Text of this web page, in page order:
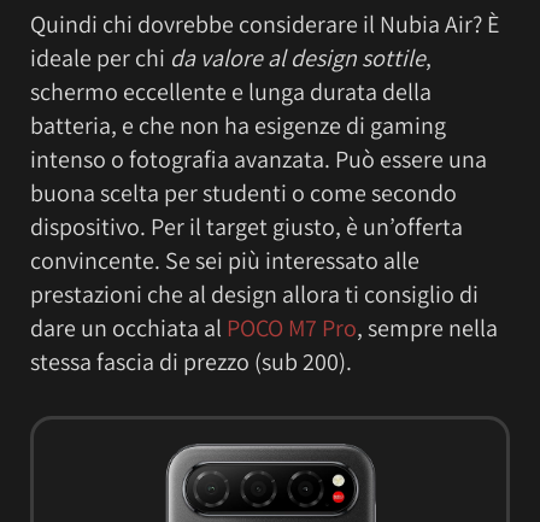
Quindi chi dovrebbe considerare il Nubia Air? È
ideale per chi da valore al design sottile,
schermo eccellente e lunga durata della
batteria, e che non ha esigenze di gaming
intenso o fotografia avanzata. Può essere una
buona scelta per studenti o come secondo
dispositivo. Per il target giusto, è un’offerta
convincente. Se sei più interessato alle
prestazioni che al design allora ti consiglio di
dare un occhiata al POCO M7 Pro, sempre nella
stessa fascia di prezzo (sub 200).